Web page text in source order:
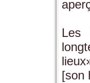
Les
[son